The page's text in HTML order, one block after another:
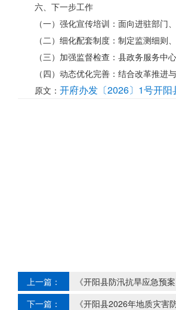
六、下一步工作
（一）强化宣传培训：面向进驻部
（二）细化配套制度：制定监测细
（三）加强监督检查：县政务服务
（四）动态优化完善：结合改革推
原文： 开府办发〔2026〕1号开
上一篇：
《开阳县防汛抗旱应急预
下一篇：
《开阳县2026年地质灾害